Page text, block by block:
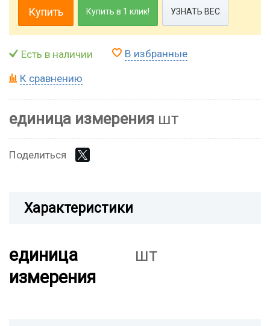
Купить Купить в 1 клик! УЗНАТЬ ВЕС
Есть в наличии В избранные
К сравнению
единица измерения шт
Поделиться
Характеристики
единица
измерения
шт